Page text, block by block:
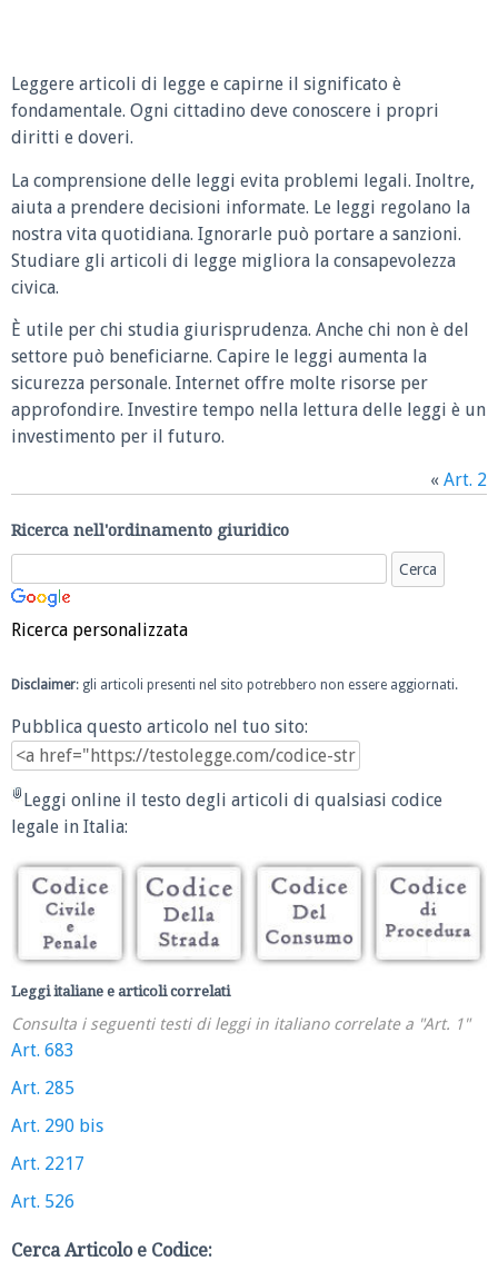
Leggere articoli di legge e capirne il significato è
fondamentale. Ogni cittadino deve conoscere i propri
diritti e doveri.
La comprensione delle leggi evita problemi legali. Inoltre,
aiuta a prendere decisioni informate. Le leggi regolano la
nostra vita quotidiana. Ignorarle può portare a sanzioni.
Studiare gli articoli di legge migliora la consapevolezza
civica.
È utile per chi studia giurisprudenza. Anche chi non è del
settore può beneficiarne. Capire le leggi aumenta la
sicurezza personale. Internet offre molte risorse per
approfondire. Investire tempo nella lettura delle leggi è un
investimento per il futuro.
« Art. 2
Ricerca nell'ordinamento giuridico
Ricerca personalizzata
Disclaimer: gli articoli presenti nel sito potrebbero non essere aggiornati.
Pubblica questo articolo nel tuo sito:
Leggi online il testo degli articoli di qualsiasi codice
legale in Italia:
Leggi italiane e articoli correlati
Consulta i seguenti testi di leggi in italiano correlate a "Art. 1"
Art. 683
Art. 285
Art. 290 bis
Art. 2217
Art. 526
Cerca Articolo e Codice: